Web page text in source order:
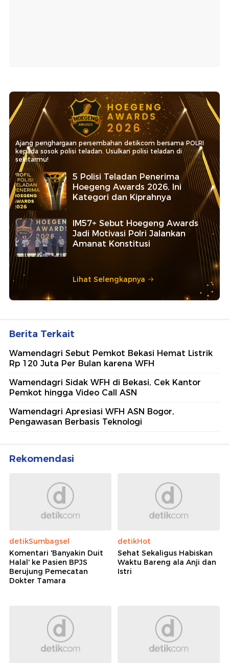
Ajang penghargaan persembahan detikcom bersama POLRI
kepada sosok polisi teladan. Usulkan polisi teladan di
sekitarmu!
5 Polisi Teladan Penerima
Hoegeng Awards 2026, Ini
Kategori dan Kiprahnya
IM57+ Sebut Hoegeng Awards
Jadi Motivasi Polri Jalankan
Amanat Konstitusi
Lihat Selengkapnya
Berita Terkait
Wamendagri Sebut Pemkot Bekasi Hemat Listrik
Rp 120 Juta Per Bulan karena WFH
Wamendagri Sidak WFH di Bekasi, Cek Kantor
Pemkot hingga Video Call ASN
Wamendagri Apresiasi WFH ASN Bogor,
Pengawasan Berbasis Teknologi
Rekomendasi
detikSumbagsel
Komentari 'Banyakin Duit
Halal' ke Pasien BPJS
Berujung Pemecatan
Dokter Tamara
detikHot
Sehat Sekaligus Habiskan
Waktu Bareng ala Anji dan
Istri